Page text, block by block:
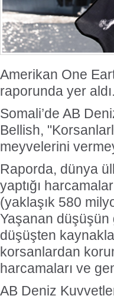
Amerikan One
raporunda yer aldı.
Somali’de AB
Bellish,
meyvelerini
Raporda, dünya
yaptığı
(yaklaşık 580
Yaşanan düşüşün
düşüşten
korsanlardan
harcamaları ve
AB Deniz